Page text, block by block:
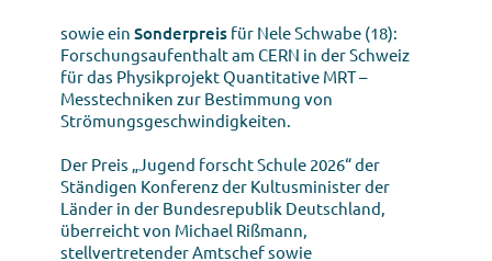
sowie ein Sonderpreis für Nele Schwabe (18):
Forschungsaufenthalt am CERN in der Schweiz
für das Physikprojekt Quantitative MRT –
Messtechniken zur Bestimmung von
Strömungsgeschwindigkeiten.
Der Preis „Jugend forscht Schule 2026“ der
Ständigen Konferenz der Kultusminister der
Länder in der Bundesrepublik Deutschland,
überreicht von Michael Rißmann,
stellvertretender Amtschef sowie